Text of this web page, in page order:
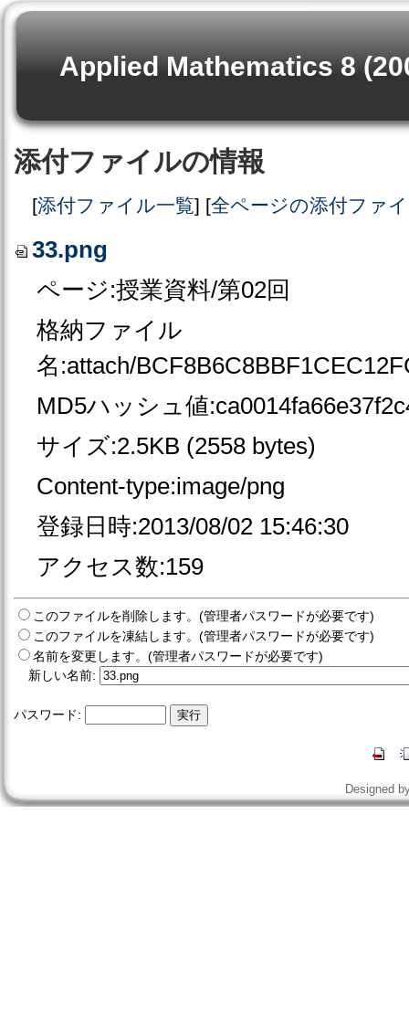
Applied Mathematics 8
添付ファイルの情報
[添付ファイル一覧] [全ページの添付ファ
33.png
ページ:授業資料/第02回
格納ファイル
名:attach/
MD5ハッシュ値
サイズ:2.5KB (2558 bytes)
Content-type:image/png
登録日時:2013/08/02 15:46:30
アクセス数:159
このファイルを削除します。(管理者パスワードが必要です)
このファイルを凍結します。(管理者パスワードが必要です)
名前を変更します。(管理者パスワードが必要です)
新しい名前:
パスワード:
Designed